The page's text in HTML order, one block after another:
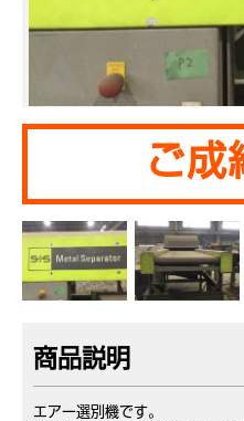
ご成
商品説明
エアー選別機です。